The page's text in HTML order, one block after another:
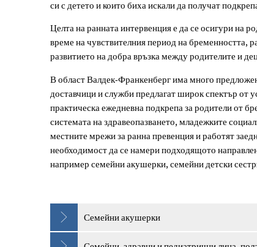
си с детето и които биха искали да получат
Целта на ранната интервенция е да се осигури на
време на чувствителния период на бременността,
развитието на добра връзка между родителите и
В област Валдек-Франкенберг има много
доставчици и служби предлагат широк спектър от
практическа ежедневна подкрепа за родители от
системата на здравеопазването, младежките
местните мрежи за ранна превенция и работят
необходимост да се намери подходящото
например семейни акушерки, семейни детски
Семейни акушерки